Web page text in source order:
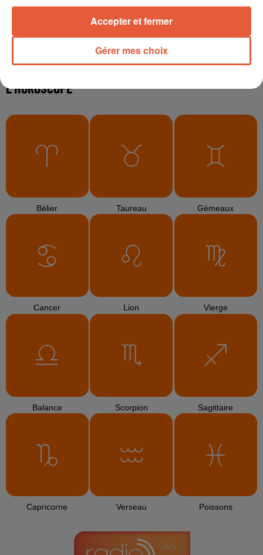
NADIYA
Et C´est Parti
L'HOROSCOPE
Bélier Taureau Gémeaux
Cancer Lion Vierge
Balance Scorpion Sagittaire
Capricorne Verseau Poissons
Gérer mes choix
Accepter et fermer